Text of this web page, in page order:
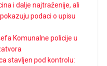
i dalje najtraženije, ali
podaci o upisu
Komunalne policije u
stavljen pod kontrolu: